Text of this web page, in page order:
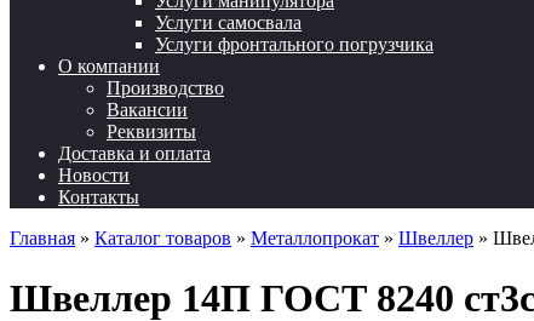
Услуги самосвала
Услуги фронтального погрузчика
О компании
Производство
Вакансии
Реквизиты
Доставка и оплата
Новости
Контакты
Главная » Каталог товаров » Металлопрокат » Швеллер »
Швеллер 14П ГОСТ 8240